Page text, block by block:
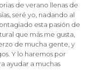
de verano llenas de
seré yo, nadando al
esta pasión de
que más me gusta,
de mucha gente, y
Y lo haremos por
ayudar a muchas